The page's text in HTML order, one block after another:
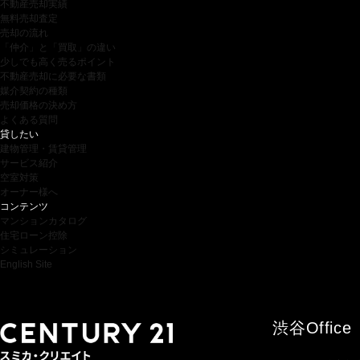
不動産売却実績
無料売却査定
売却の流れ
「仲介」と「買取」の違い
少しでも高く売るポイント
不動産売却に必要な書類
媒介契約の種類
売却価格の決め方
よくある質問
貸したい
建物管理・賃貸管理
サービス紹介
空室対策
オーナー様へ
コンテンツ
マンションカタログ
住宅ローン控除
シミュレーション
English Site
渋谷Office